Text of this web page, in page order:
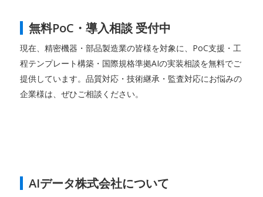
無料PoC・導入相談 受付中
現在、精密機器・部品製造業の皆様を対象に、PoC支援・工
程テンプレート構築・国際規格準拠AIの実装相談を無料でご
提供しています。品質対応・技術継承・監査対応にお悩みの
企業様は、ぜひご相談ください。
AIデータ株式会社について